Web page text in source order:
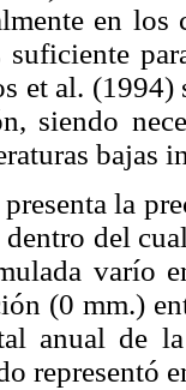
en
suficiente
et al.
siendo
bajas
presenta la
del
varío
(0 mm.)
anual de
representó